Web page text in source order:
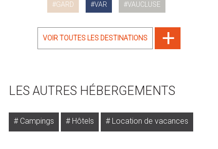
GARD VAR VAUCLUSE
VOIR TOUTES LES DESTINATIONS
LES AUTRES HÉBERGEMENTS
Campings Hôtels Location de vacances